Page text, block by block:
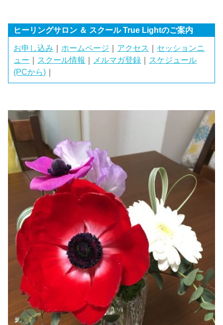
ヒーリングサロン ＆ スクール True Lightのご案内
お申し込み ｜ ホームページ ｜ アクセス ｜ セッションニ
ュー ｜ スクール情報 ｜ メルマガ登録 ｜ スケジュール
(PCから) ｜